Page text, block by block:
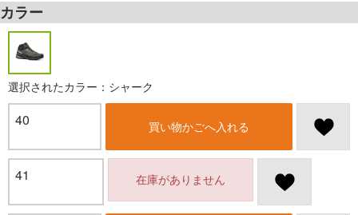
カラー
選択されたカラー：シャーク
40 買い物かごへ入れる
41 在庫がありません